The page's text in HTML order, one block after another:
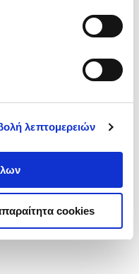
λεπτομερειών
cookies